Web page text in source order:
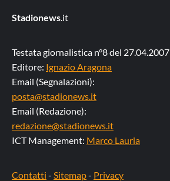
Stadionews.it
Testata giornalistica n°8 del 27.04.2007
Editore: Ignazio Aragona
Email (Segnalazioni):
posta@stadionews.it
Email (Redazione):
redazione@stadionews.it
ICT Management: Marco Lauria
Contatti - Sitemap- Privacy